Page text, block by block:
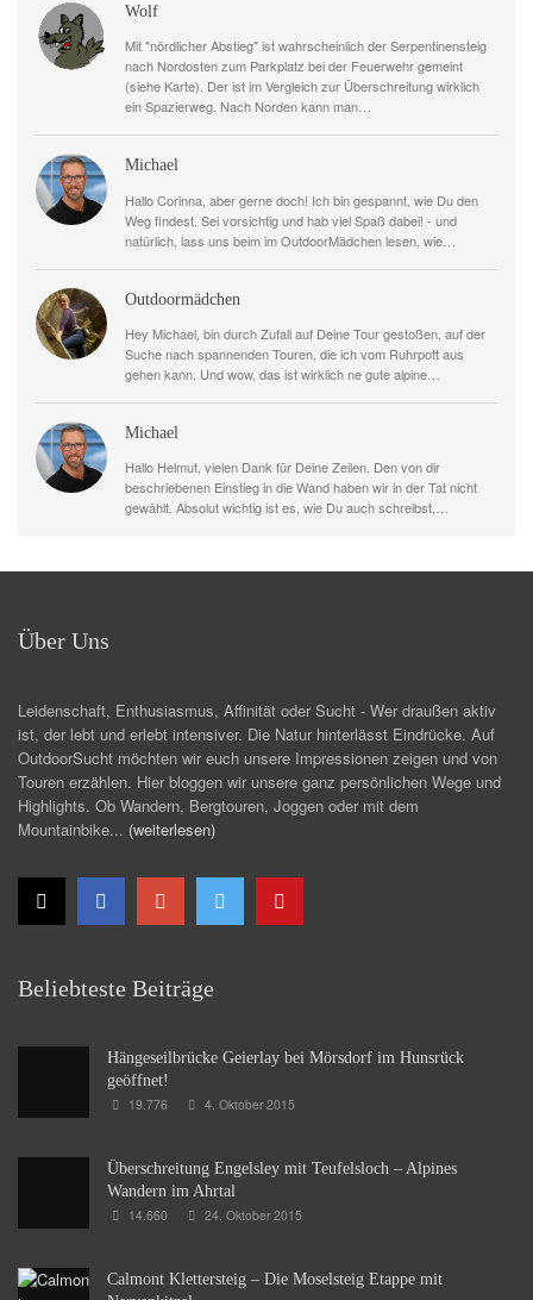
Wolf
Mit "nördlicher Abstieg" ist wahrscheinlich der Serpentinensteig
nach Nordosten zum Parkplatz bei der Feuerwehr gemeint
(siehe Karte). Der ist im Vergleich zur Überschreitung wirklich
ein Spazierweg. Nach Norden kann man…
Michael
Hallo Corinna, aber gerne doch! Ich bin gespannt, wie Du den
Weg findest. Sei vorsichtig und hab viel Spaß dabei! - und
natürlich, lass uns beim im OutdoorMädchen lesen, wie…
Outdoormädchen
Hey Michael, bin durch Zufall auf Deine Tour gestoßen, auf der
Suche nach spannenden Touren, die ich vom Ruhrpott aus
gehen kann. Und wow, das ist wirklich ne gute alpine…
Michael
Hallo Helmut, vielen Dank für Deine Zeilen. Den von dir
beschriebenen Einstieg in die Wand haben wir in der Tat nicht
gewählt. Absolut wichtig ist es, wie Du auch schreibst,…
Über Uns
Leidenschaft, Enthusiasmus, Affinität oder Sucht - Wer draußen aktiv
ist, der lebt und erlebt intensiver. Die Natur hinterlässt Eindrücke. Auf
OutdoorSucht möchten wir euch unsere Impressionen zeigen und von
Touren erzählen. Hier bloggen wir unsere ganz persönlichen Wege und
Highlights. Ob Wandern, Bergtouren, Joggen oder mit dem
Mountainbike... (weiterlesen)
Beliebteste Beiträge
Hängeseilbrücke Geierlay bei Mörsdorf im Hunsrück
geöffnet!
19.776 4. Oktober 2015
Überschreitung Engelsley mit Teufelsloch – Alpines
Wandern im Ahrtal
14.660 24. Oktober 2015
Calmont Klettersteig – Die Moselsteig Etappe mit